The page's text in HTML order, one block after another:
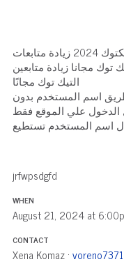
جديد رشق متابعين ولايكات ومشاهدات تيكتوك 2024 زيادة متابعات
التيك توك مجانا زيادة متابعين
التيك توك مجانًا
اسم المستخدم بدون
علي الموقع فقط
jrfwpsdgfd
WHEN
August 21, 2024 at
CONTACT
Xena Komaz ·